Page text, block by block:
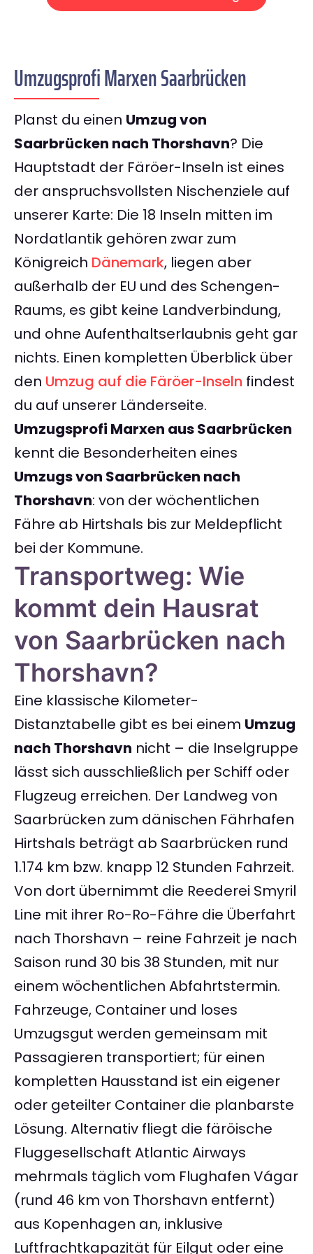
Umzugsprofi Marxen Saarbrücken
Planst du einen Umzug von
Saarbrücken nach Thorshavn? Die
Hauptstadt der Färöer-Inseln ist eines
der anspruchsvollsten Nischenziele auf
unserer Karte: Die 18 Inseln mitten im
Nordatlantik gehören zwar zum
Königreich Dänemark, liegen aber
außerhalb der EU und des Schengen-
Raums, es gibt keine Landverbindung,
und ohne Aufenthaltserlaubnis geht gar
nichts. Einen kompletten Überblick über
den Umzug auf die Färöer-Inseln findest
du auf unserer Länderseite.
Umzugsprofi Marxen aus Saarbrücken
kennt die Besonderheiten eines
Umzugs von Saarbrücken nach
Thorshavn: von der wöchentlichen
Fähre ab Hirtshals bis zur Meldepflicht
bei der Kommune.
Transportweg: Wie
kommt dein Hausrat
von Saarbrücken nach
Thorshavn?
Eine klassische Kilometer-
Distanztabelle gibt es bei einem Umzug
nach Thorshavn nicht – die Inselgruppe
lässt sich ausschließlich per Schiff oder
Flugzeug erreichen. Der Landweg von
Saarbrücken zum dänischen Fährhafen
Hirtshals beträgt ab Saarbrücken rund
1.174 km bzw. knapp 12 Stunden Fahrzeit.
Von dort übernimmt die Reederei Smyril
Line mit ihrer Ro-Ro-Fähre die Überfahrt
nach Thorshavn – reine Fahrzeit je nach
Saison rund 30 bis 38 Stunden, mit nur
einem wöchentlichen Abfahrtstermin.
Fahrzeuge, Container und loses
Umzugsgut werden gemeinsam mit
Passagieren transportiert; für einen
kompletten Hausstand ist ein eigener
oder geteilter Container die planbarste
Lösung. Alternativ fliegt die färöische
Fluggesellschaft Atlantic Airways
mehrmals täglich vom Flughafen Vágar
(rund 46 km von Thorshavn entfernt)
aus Kopenhagen an, inklusive
Luftfrachtkapazität für Eilgut oder eine